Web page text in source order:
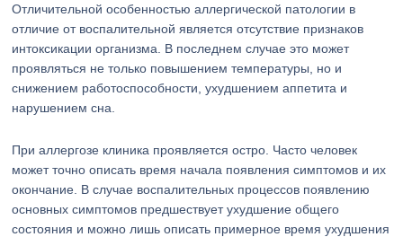
Отличительной особенностью аллергической патологии в
отличие от воспалительной является отсутствие признаков
интоксикации организма. В последнем случае это может
проявляться не только повышением температуры, но и
снижением работоспособности, ухудшением аппетита и
нарушением сна.
При аллергозе клиника проявляется остро. Часто человек
может точно описать время начала появления симптомов и их
окончание. В случае воспалительных процессов появлению
основных симптомов предшествует ухудшение общего
состояния и можно лишь описать примерное время ухудшения